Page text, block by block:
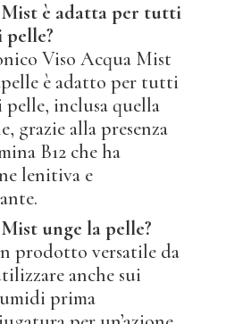
è adatta per tutti
Viso Acqua Mist
è adatto per tutti
inclusa quella
grazie alla presenza
B12 che ha
lenitiva e
unge la pelle?
prodotto versatile da
anche sui
prima